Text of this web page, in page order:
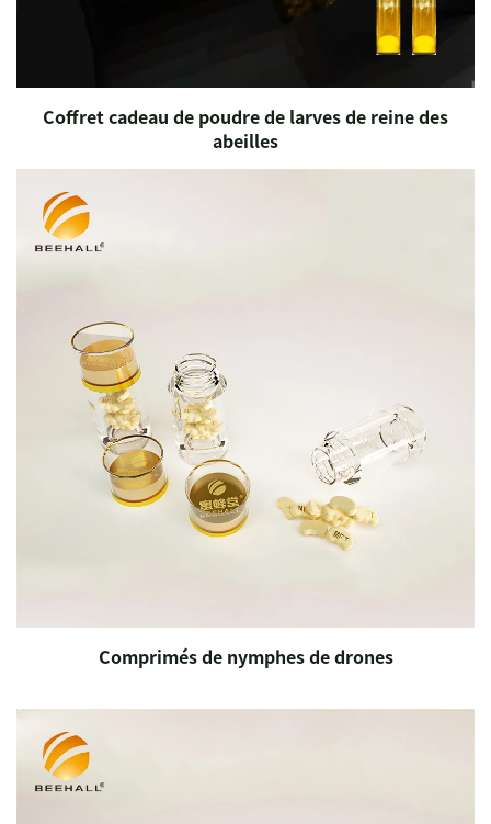
Coffret cadeau de poudre de larves de reine des
abeilles
Comprimés de nymphes de drones